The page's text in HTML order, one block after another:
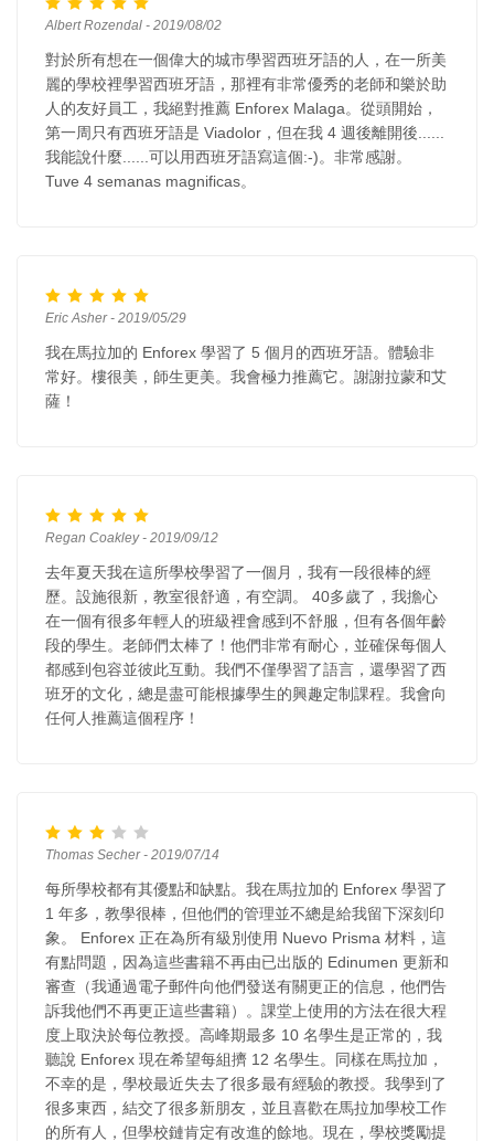
Albert Rozendal - 2019/08/02
對於所有想在一個偉大的城市學習西班牙語的人，在一所美
麗的學校裡學習西班牙語，那裡有非常優秀的老師和樂於助
人的友好員工，我絕對推薦 Enforex Malaga。從頭開始，
第一周只有西班牙語是 Viadolor，但在我 4 週後離開後......
我能說什麼......可以用西班牙語寫這個:-)。非常感謝。
Tuve 4 semanas magnificas。
Eric Asher - 2019/05/29
我在馬拉加的 Enforex 學習了 5 個月的西班牙語。體驗非
常好。樓很美，師生更美。我會極力推薦它。謝謝拉蒙和艾
薩！
Regan Coakley - 2019/09/12
去年夏天我在這所學校學習了一個月，我有一段很棒的經
歷。設施很新，教室很舒適，有空調。 40多歲了，我擔心
在一個有很多年輕人的班級裡會感到不舒服，但有各個年齡
段的學生。老師們太棒了！他們非常有耐心，並確保每個人
都感到包容並彼此互動。我們不僅學習了語言，還學習了西
班牙的文化，總是盡可能根據學生的興趣定制課程。我會向
任何人推薦這個程序！
Thomas Secher - 2019/07/14
每所學校都有其優點和缺點。我在馬拉加的 Enforex 學習了
1 年多，教學很棒，但他們的管理並不總是給我留下深刻印
象。 Enforex 正在為所有級別使用 Nuevo Prisma 材料，這
有點問題，因為這些書籍不再由已出版的 Edinumen 更新和
審查（我通過電子郵件向他們發送有關更正的信息，他們告
訴我他們不再更正這些書籍）。課堂上使用的方法在很大程
度上取決於每位教授。高峰期最多 10 名學生是正常的，我
聽說 Enforex 現在希望每組擠 12 名學生。同樣在馬拉加，
不幸的是，學校最近失去了很多最有經驗的教授。我學到了
很多東西，結交了很多新朋友，並且喜歡在馬拉加學校工作
的所有人，但學校鏈肯定有改進的餘地。現在，學校獎勵提